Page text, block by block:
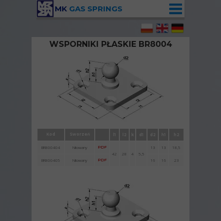
MK GAS SPRINGS
WSPORNIKI PŁASKIE BR8004
Wspornik BR8004 z nitowanym sworzniem
Kod Sworzeń l1 l2 k d1 d2 h1 h2
BR800404 Nitowany PDF
42 28 4 5,5
13 13 18,5
BR800405 Nitowany PDF 16 16 23